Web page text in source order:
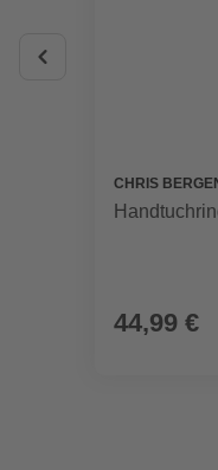
CHRIS
44,99 €